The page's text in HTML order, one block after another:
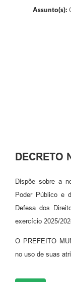
Assunto(s):
DECRETO
Dispõe sobre a
Poder Público e
Defesa dos
exercício 2025/
O PREFEITO
no uso de suas